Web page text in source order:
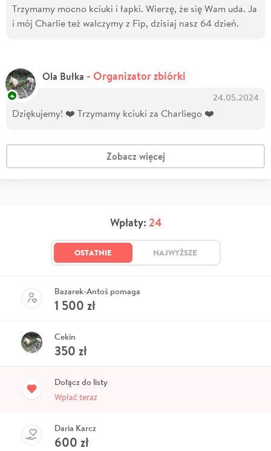
Trzymamy mocno kciuki i łapki. Wierzę, że się Wam uda. Ja
i mój Charlie też walczymy z Fip, dzisiaj nasz 64 dzień.
Ola Bułka - Organizator zbiórki
24.05.2024
Dziękujemy! ❤️ Trzymamy kciuki za Charliego ❤️
Zobacz więcej
Wpłaty: 24
OSTATNIE NAJWYŻSZE
Bazarek-Antoś pomaga
1 500 zł
Cekin
350 zł
Dołącz do listy
Wpłać teraz
Daria Karcz
600 zł